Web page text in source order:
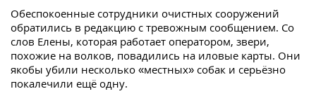
Обеспокоенные сотрудники очистных сооружений
обратились в редакцию с тревожным сообщением. Со
слов Елены, которая работает оператором, звери,
похожие на волков, повадились на иловые карты. Они
якобы убили несколько «местных» собак и серьёзно
покалечили ещё одну.